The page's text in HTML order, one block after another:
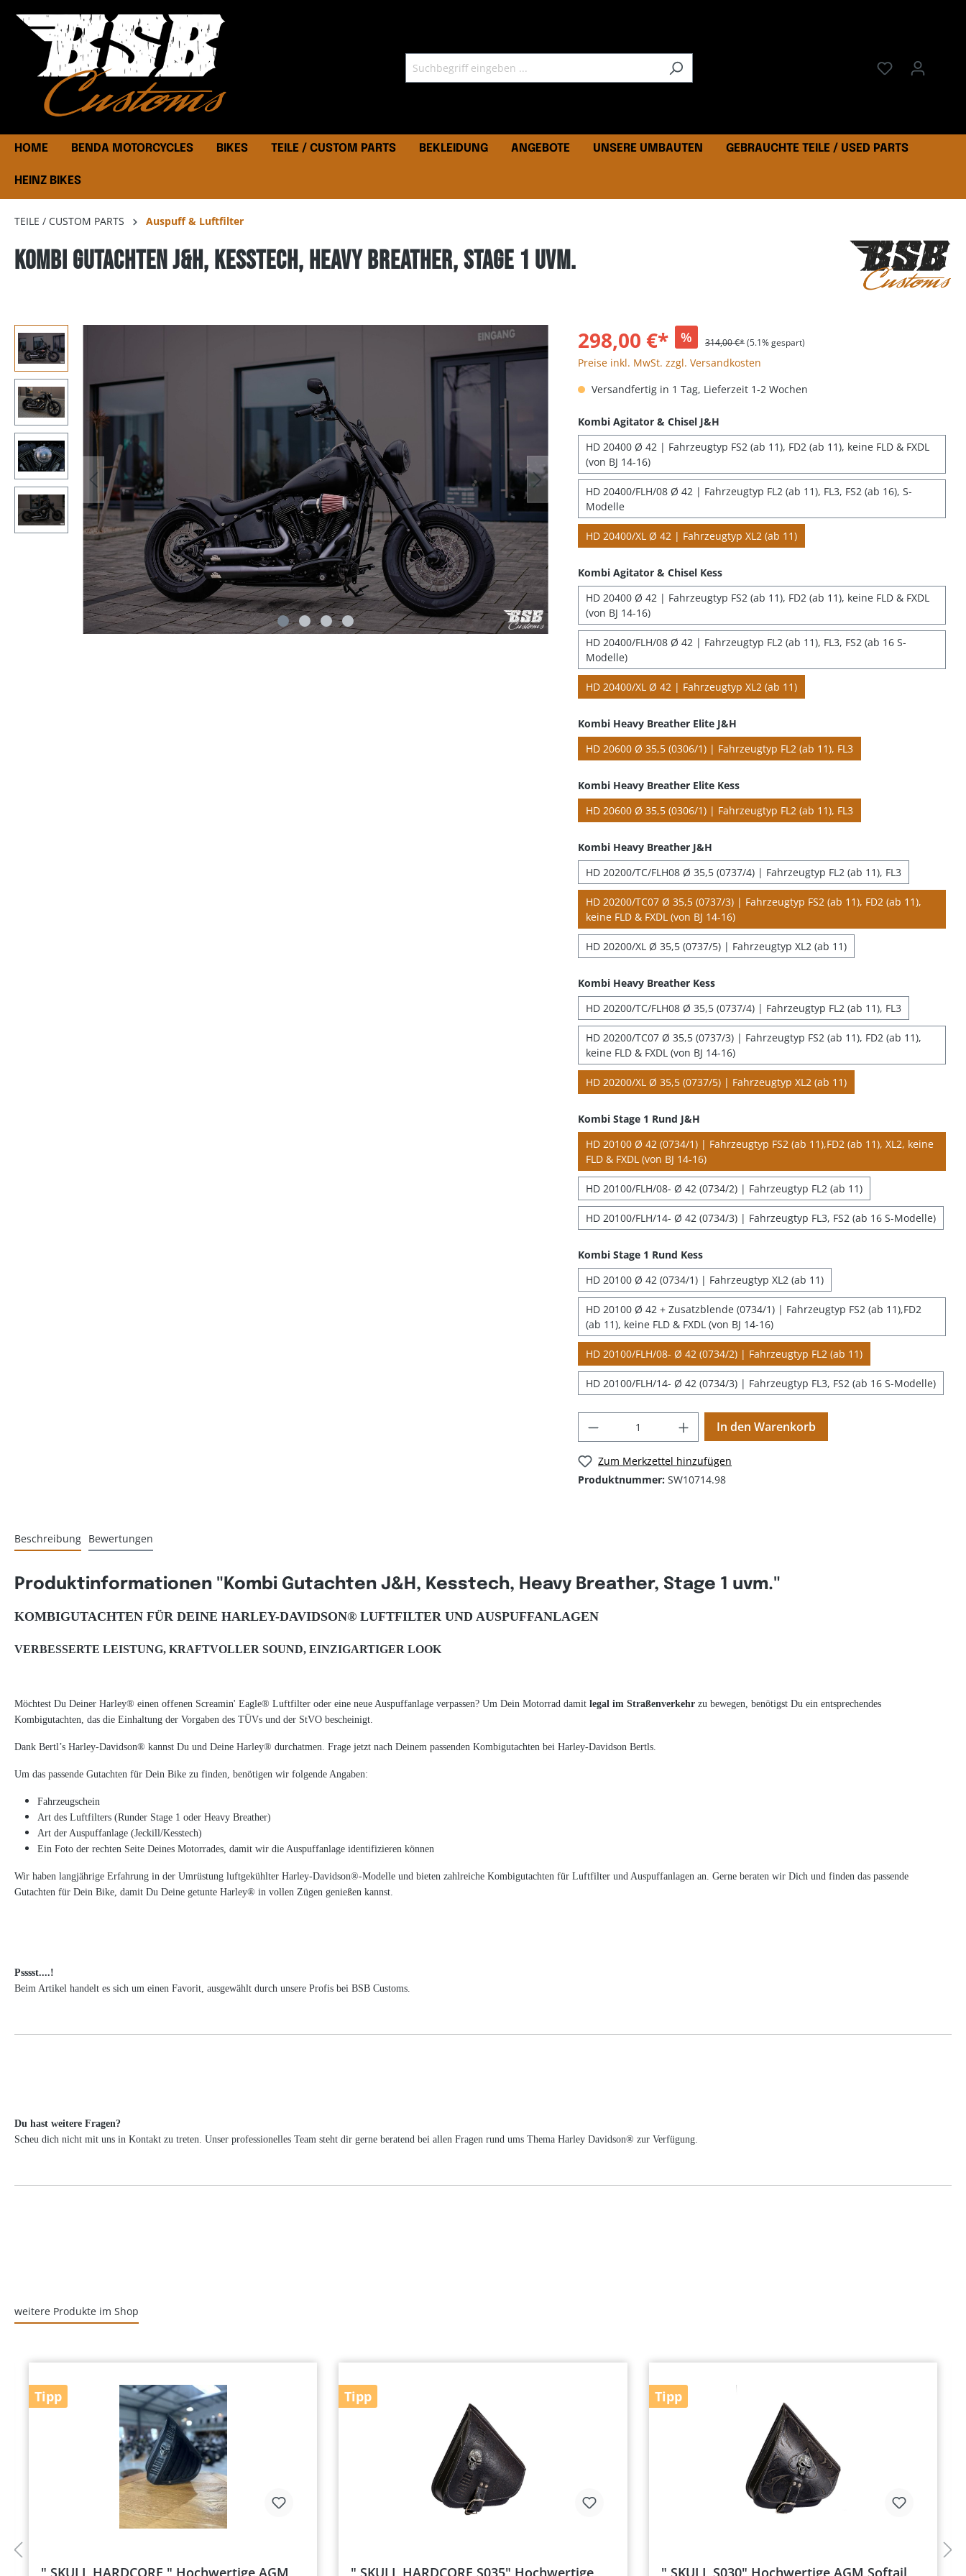
HOME BENDA MOTORCYCLES BIKES TEILE / CUSTOM PARTS BEKLEIDUNG ANGEBOTE UNSERE UMBAUTEN GEBRAUCHTE TEILE / USED PARTS
HEINZ BIKES
TEILE / CUSTOM PARTS Auspuff & Luftfilter
Kombi Gutachten J&H, Kesstech, Heavy Breather, Stage 1 uvm.
298,00 €* % 314,00 €*(5.1% gespart)
Preise inkl. MwSt. zzgl. Versandkosten
Versandfertig in 1 Tag, Lieferzeit 1-2 Wochen
Kombi Agitator & Chisel J&H
HD 20400 Ø 42 | Fahrzeugtyp FS2 (ab 11), FD2 (ab 11), keine FLD & FXDL
(von BJ 14-16)
HD 20400/FLH/08 Ø 42 | Fahrzeugtyp FL2 (ab 11), FL3, FS2 (ab 16), S-
Modelle
HD 20400/XL Ø 42 | Fahrzeugtyp XL2 (ab 11)
Kombi Agitator & Chisel Kess
HD 20400 Ø 42 | Fahrzeugtyp FS2 (ab 11), FD2 (ab 11), keine FLD & FXDL
(von BJ 14-16)
HD 20400/FLH/08 Ø 42 | Fahrzeugtyp FL2 (ab 11), FL3, FS2 (ab 16 S-
Modelle)
HD 20400/XL Ø 42 | Fahrzeugtyp XL2 (ab 11)
Kombi Heavy Breather Elite J&H
HD 20600 Ø 35,5 (0306/1) | Fahrzeugtyp FL2 (ab 11), FL3
Kombi Heavy Breather Elite Kess
HD 20600 Ø 35,5 (0306/1) | Fahrzeugtyp FL2 (ab 11), FL3
Kombi Heavy Breather J&H
HD 20200/TC/FLH08 Ø 35,5 (0737/4) | Fahrzeugtyp FL2 (ab 11), FL3
HD 20200/TC07 Ø 35,5 (0737/3) | Fahrzeugtyp FS2 (ab 11), FD2 (ab 11),
keine FLD & FXDL (von BJ 14-16)
HD 20200/XL Ø 35,5 (0737/5) | Fahrzeugtyp XL2 (ab 11)
Kombi Heavy Breather Kess
HD 20200/TC/FLH08 Ø 35,5 (0737/4) | Fahrzeugtyp FL2 (ab 11), FL3
HD 20200/TC07 Ø 35,5 (0737/3) | Fahrzeugtyp FS2 (ab 11), FD2 (ab 11),
keine FLD & FXDL (von BJ 14-16)
HD 20200/XL Ø 35,5 (0737/5) | Fahrzeugtyp XL2 (ab 11)
Kombi Stage 1 Rund J&H
HD 20100 Ø 42 (0734/1) | Fahrzeugtyp FS2 (ab 11),FD2 (ab 11), XL2, keine
FLD & FXDL (von BJ 14-16)
HD 20100/FLH/08- Ø 42 (0734/2) | Fahrzeugtyp FL2 (ab 11)
HD 20100/FLH/14- Ø 42 (0734/3) | Fahrzeugtyp FL3, FS2 (ab 16 S-Modelle)
Kombi Stage 1 Rund Kess
HD 20100 Ø 42 (0734/1) | Fahrzeugtyp XL2 (ab 11)
HD 20100 Ø 42 + Zusatzblende (0734/1) | Fahrzeugtyp FS2 (ab 11),FD2
(ab 11), keine FLD & FXDL (von BJ 14-16)
HD 20100/FLH/08- Ø 42 (0734/2) | Fahrzeugtyp FL2 (ab 11)
HD 20100/FLH/14- Ø 42 (0734/3) | Fahrzeugtyp FL3, FS2 (ab 16 S-Modelle)
In den Warenkorb
Zum Merkzettel hinzufügen
Produktnummer: SW10714.98
Beschreibung Bewertungen
Produktinformationen "Kombi Gutachten J&H, Kesstech, Heavy Breather, Stage 1 uvm."
KOMBIGUTACHTEN FÜR DEINE HARLEY-DAVIDSON® LUFTFILTER UND AUSPUFFANLAGEN
VERBESSERTE LEISTUNG, KRAFTVOLLER SOUND, EINZIGARTIGER LOOK
Möchtest Du Deiner Harley® einen offenen Screamin' Eagle® Luftfilter oder eine neue Auspuffanlage verpassen? Um Dein Motorrad damit legal im Straßenverkehr zu bewegen, benötigst Du ein entsprechendes
Kombigutachten, das die Einhaltung der Vorgaben des TÜVs und der StVO bescheinigt.
Dank Bertl’s Harley-Davidson® kannst Du und Deine Harley® durchatmen. Frage jetzt nach Deinem passenden Kombigutachten bei Harley-Davidson Bertls.
Um das passende Gutachten für Dein Bike zu finden, benötigen wir folgende Angaben:
Fahrzeugschein
Art des Luftfilters (Runder Stage 1 oder Heavy Breather)
Art der Auspuffanlage (Jeckill/Kesstech)
Ein Foto der rechten Seite Deines Motorrades, damit wir die Auspuffanlage identifizieren können
Wir haben langjährige Erfahrung in der Umrüstung luftgekühlter Harley-Davidson®-Modelle und bieten zahlreiche Kombigutachten für Luftfilter und Auspuffanlagen an. Gerne beraten wir Dich und finden das passende
Gutachten für Dein Bike, damit Du Deine getunte Harley® in vollen Zügen genießen kannst.
Psssst....!
Beim Artikel handelt es sich um einen Favorit, ausgewählt durch unsere Profis bei BSB Customs.
Du hast weitere Fragen?
Scheu dich nicht mit uns in Kontakt zu treten. Unser professionelles Team steht dir gerne beratend bei allen Fragen rund ums Thema Harley Davidson® zur Verfügung.
weitere Produkte im Shop
Tipp
" SKULL HARDCORE " Hochwertige AGM
Tipp
" SKULL HARDCORE S035" Hochwertige
Tipp
" SKULL S030" Hochwertige AGM Softail